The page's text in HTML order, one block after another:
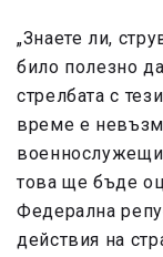
„Знаете ли,
било полезно
стрелбата с
време е
военнослужещи
това ще бъде
Федерална
действия на